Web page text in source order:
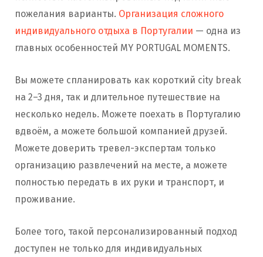
пожелания варианты. Организация сложного
индивидуального отдыха в Португалии — одна из
главных особенностей MY PORTUGAL MOMENTS.
Вы можете спланировать как короткий city break
на 2–3 дня, так и длительное путешествие на
несколько недель. Можете поехать в Португалию
вдвоём, а можете большой компанией друзей.
Можете доверить тревел-экспертам только
организацию развлечений на месте, а можете
полностью передать в их руки и транспорт, и
проживание.
Более того, такой персонализированный подход
доступен не только для индивидуальных